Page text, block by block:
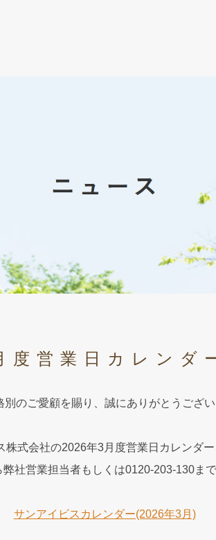
営業日カレンダ
別のご愛顧を賜り、誠にありがとうござい
株式会社の2026年3月度営業日カレンダー
社営業担当者もしくは0120-203-130ま
サンアイビスカレンダー(2026年3月)